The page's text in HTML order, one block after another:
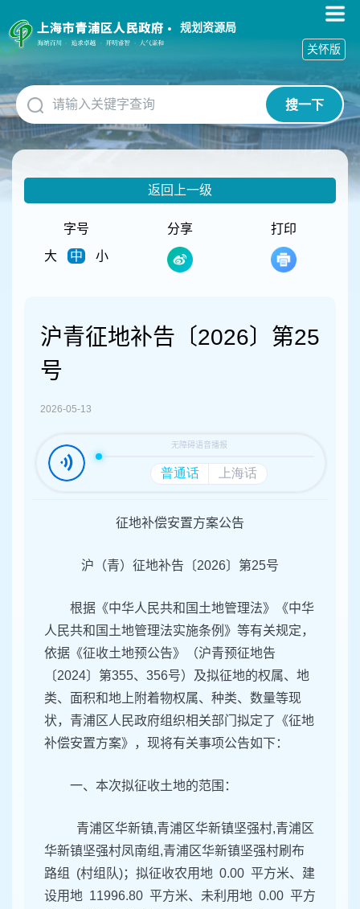
障
碍
作
说
明
跳
到
网
规划资源局
搜一下
关怀版
返回上一级
字号
大
中 小
分享 打印
沪青征地补告〔2026〕第25
号
2026-05-13
征地补偿安置方案公告
沪（青）征地补告〔2026〕第25号
根据《中华人民共和国土地管理法》《中华
人民共和国土地管理法实施条例》等有关规定，
依据《征收土地预公告》（沪青预征地告
〔2024〕第355、356号）及拟征地的权属、地
类、面积和地上附着物权属、种类、数量等现
状，青浦区人民政府组织相关部门拟定了《征地
补偿安置方案》，现将有关事项公告如下：
一、本次拟征收土地的范围：
青浦区华新镇,青浦区华新镇坚强村,青浦区
华新镇坚强村凤南组,青浦区华新镇坚强村刷布
路组 (村组队)；拟征收农用地 0.00 平方米、建
设用地 11996.80 平方米、未利用地 0.00 平方